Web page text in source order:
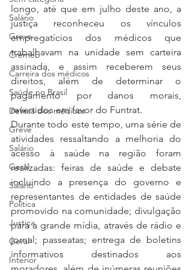
Salário
Greve
Cremeb
Carreira dos médicos
Saúde no Brasil
Defesa dos médicos
Greve
Salário
Geral
Salário
Política
Justiça
Geral
Interior
longo, até que em julho deste ano, a
justiça reconheceu os vínculos
empregatícios dos médicos que
trabalhavam na unidade sem carteira
assinada, e assim receberem seus
direitos, além de determinar o
pagamento por danos morais,
revertidos em favor do Funtrat.
Durante todo este tempo, uma série de
atividades ressaltando a melhoria do
acesso à saúde na região foram
realizadas: feiras de saúde e debate
incluindo a presença do governo e
representantes de entidades de saúde
promovido na comunidade; divulgação
para a grande mídia, através de rádio e
jornal; passeatas; entrega de boletins
informativos destinados aos